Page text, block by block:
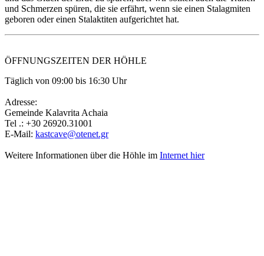
und Schmerzen spüren, die sie erfährt, wenn sie einen Stalagmiten
geboren oder einen Stalaktiten aufgerichtet hat.
ÖFFNUNGSZEITEN DER HÖHLE
Täglich von 09:00 bis 16:30 Uhr
Adresse:
Gemeinde Kalavrita Achaia
Tel .: +30 26920.31001
E-Mail: kastcave@otenet.gr
Weitere Informationen über die Höhle im Internet hier